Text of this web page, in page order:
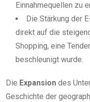
Einnahmequellen zu
Die Stärkung der
direkt auf die
Shopping, eine
beschleunigt wurde.
Die Expansion des
Geschichte der